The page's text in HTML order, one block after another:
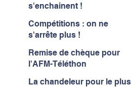
s'enchainent !
Compétitions : on ne
s'arrête plus !
Remise de chèque pour
l'AFM-Téléthon
La chandeleur pour le plus